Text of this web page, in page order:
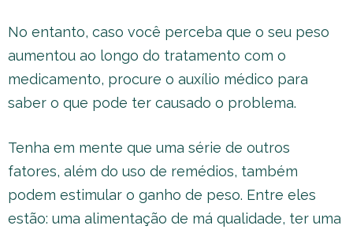
No entanto, caso você perceba que o seu peso
aumentou ao longo do tratamento com o
medicamento, procure o auxílio médico para
saber o que pode ter causado o problema.
Tenha em mente que uma série de outros
fatores, além do uso de remédios, também
podem estimular o ganho de peso. Entre eles
estão: uma alimentação de má qualidade, ter uma